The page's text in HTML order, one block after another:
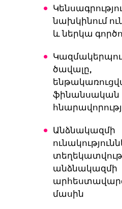
նախկինում
և ներկա
ծավալը,
ֆինանսական
Անձնակազմի
անձնակազմի
մասին